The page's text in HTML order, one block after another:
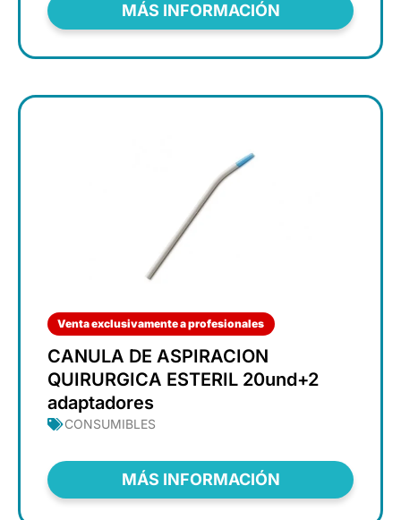
MÁS INFORMACIÓN
Venta exclusivamente a profesionales
CANULA DE ASPIRACION
QUIRURGICA ESTERIL 20und+2
adaptadores
CONSUMIBLES
MÁS INFORMACIÓN